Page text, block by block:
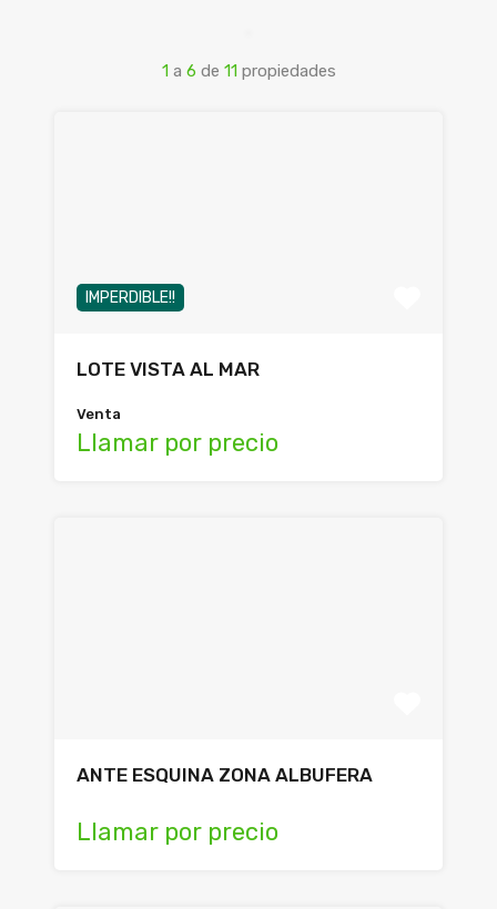
1 a 6 de 11 propiedades
IMPERDIBLE!!
LOTE VISTA AL MAR
Venta
Llamar por precio
ANTE ESQUINA ZONA ALBUFERA
Llamar por precio